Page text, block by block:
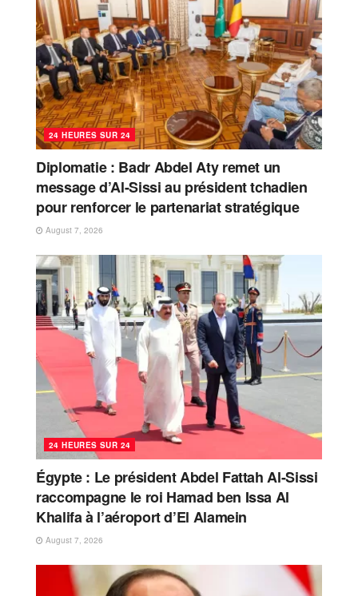
24 HEURES SUR 24
Diplomatie : Badr Abdel Aty remet un
message d’Al-Sissi au président tchadien
pour renforcer le partenariat stratégique
August 7, 2026
24 HEURES SUR 24
Égypte : Le président Abdel Fattah Al-Sissi
raccompagne le roi Hamad ben Issa Al
Khalifa à l’aéroport d’El Alamein
August 7, 2026